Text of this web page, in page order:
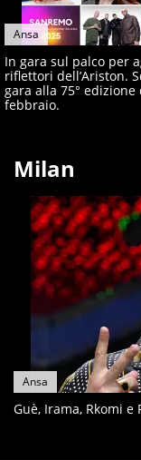
Ansa
In gara sul palco per
riflettori dell’Ariston.
gara alla 75°
febbraio.
Milan
Ansa
Guè, Irama, Rkomi e